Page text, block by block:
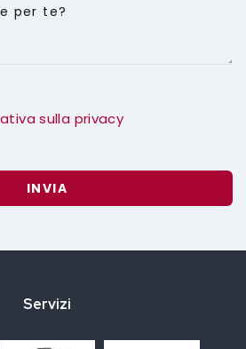
per te?
sulla privacy
INVIA
Servizi